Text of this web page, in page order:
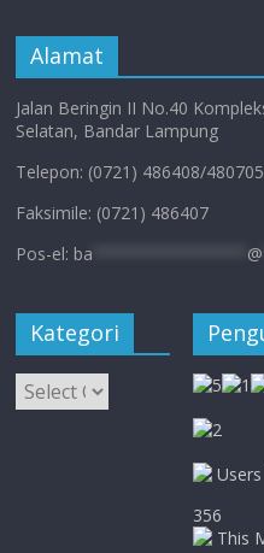
Alamat
Jalan Beringin II No.40
Selatan, Bandar Lampung
Telepon: (0721) 486408/480705
Faksimile: (0721) 486407
Pos-el: ba @
Kategori
Kategori
356
This